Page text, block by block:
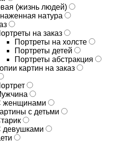
(жизнь людей)
натура
на заказ
Портреты на холсте
Портреты детей
Портреты абстракция
картин на заказ
женщинами
с детьми
девушками